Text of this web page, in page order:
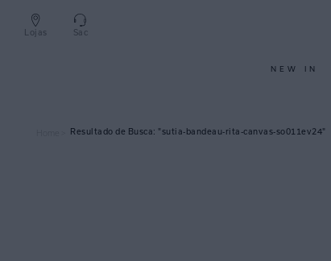
Lojas Sac
NEW IN
sutia-bandeau-rita-canvas-so011ev24